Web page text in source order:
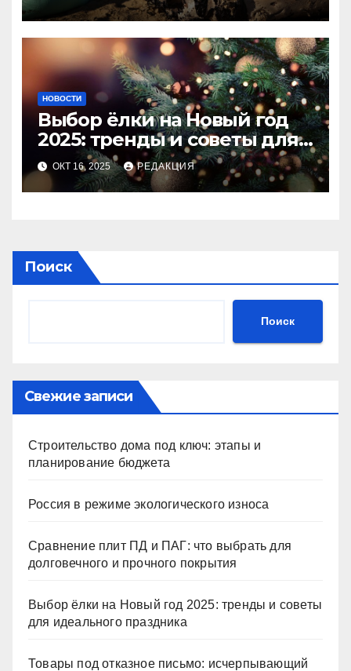
НОВОСТИ
Выбор ёлки на Новый год
2025: тренды и советы для
идеального праздника
ОКТ 16, 2025 РЕДАКЦИЯ
Поиск
Поиск
Свежие записи
Строительство дома под ключ: этапы и
планирование бюджета
Россия в режиме экологического износа
Сравнение плит ПД и ПАГ: что выбрать для
долговечного и прочного покрытия
Выбор ёлки на Новый год 2025: тренды и советы
для идеального праздника
Товары под отказное письмо: исчерпывающий